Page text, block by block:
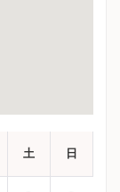
土 日